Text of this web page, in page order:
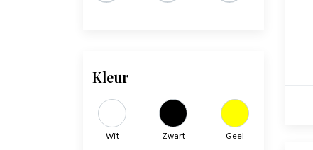
Kleur
Wit Zwart Geel